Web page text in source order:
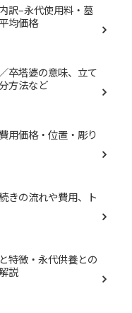
訳–永代使用料・墓
均価格
卒塔婆の意味、立て
方法など
用価格・位置・彫り
きの流れや費用、ト
特徴・永代供養との
説